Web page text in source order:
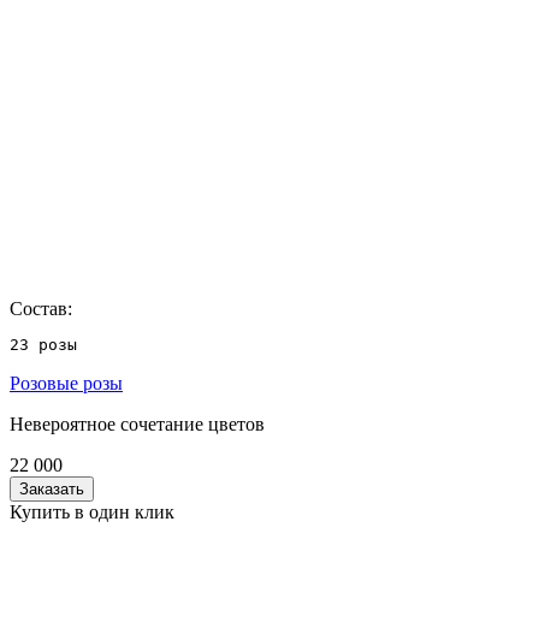
Состав:
23 розы
Розовые розы
Невероятное сочетание цветов
22 000
Заказать
Купить в один клик